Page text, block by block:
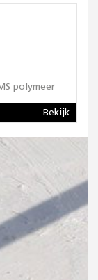
polymeer
Bekijk